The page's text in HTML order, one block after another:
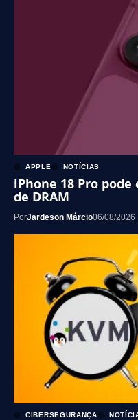
APPLE NOTÍCIAS
iPhone 18 Pro
de DRAM
PorJardeson Márcio06/08/2026
CIBERSEGURANÇA